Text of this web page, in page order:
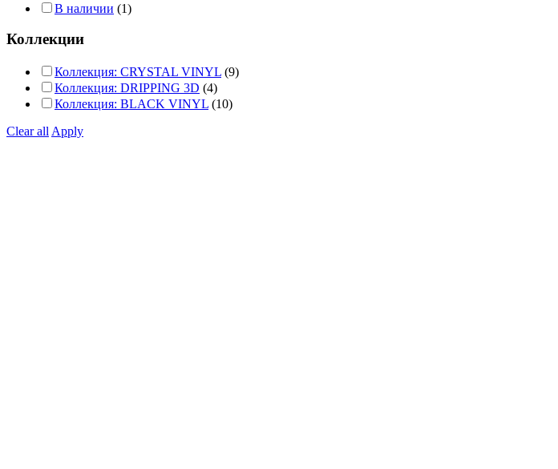
В наличии (1)
Коллекции
Коллекция: CRYSTAL VINYL (9)
Коллекция: DRIPPING 3D (4)
Коллекция: BLACK VINYL (10)
Clear all Apply